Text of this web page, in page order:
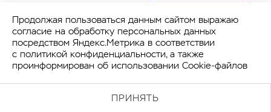
Продолжая пользоваться данным сайтом выражаю
согласие на обработку персональных данных
посредством Яндекс.Метрика в соответствии
с политикой конфиденциальности, а также
проинформирован об использовании Cookie-файлов
ПРИНЯТЬ